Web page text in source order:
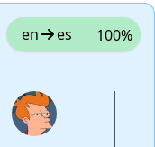
en es 100%